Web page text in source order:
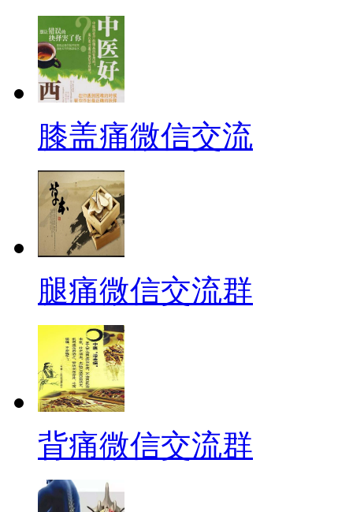
膝盖痛微信交流
腿痛微信交流群
背痛微信交流群